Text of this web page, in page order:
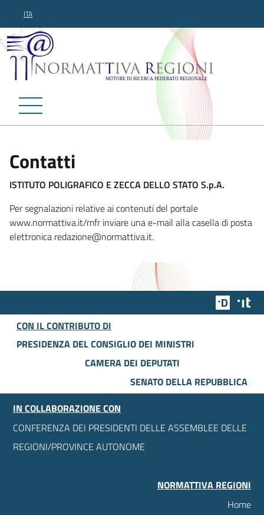
ITA
Normattiva Regioni -
Contatti
ISTITUTO POLIGRAFICO E ZECCA DELLO STATO S.p.A.
Per segnalazioni relative ai contenuti del portale
www.normattiva.it/mfr inviare una e-mail alla casella di posta
elettronica redazione@normattiva.it.
Team
CON IL CONTRIBUTO DI
PRESIDENZA DEL CONSIGLIO DEI MINISTRI
CAMERA DEI DEPUTATI
SENATO DELLA REPUBBLICA
IN COLLABORAZIONE CON
CONFERENZA DEI PRESIDENTI DELLE ASSEMBLEE DELLE
REGIONI/PROVINCE AUTONOME
NORMATTIVA REGIONI
Home